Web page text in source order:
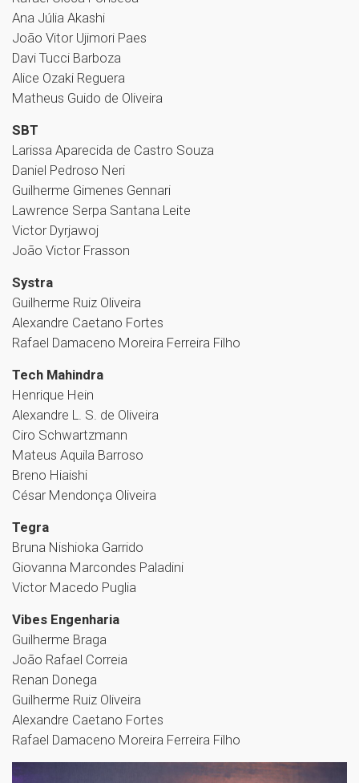
Ana Júlia Akashi
João Vitor Ujimori Paes
Davi Tucci Barboza
Alice Ozaki Reguera
Matheus Guido de Oliveira
SBT
Larissa Aparecida de Castro Souza
Daniel Pedroso Neri
Guilherme Gimenes Gennari
Lawrence Serpa Santana Leite
Victor Dyrjawoj
João Victor Frasson
Systra
Guilherme Ruiz Oliveira
Alexandre Caetano Fortes
Rafael Damaceno Moreira Ferreira Filho
Tech Mahindra
Henrique Hein
Alexandre L. S. de Oliveira
Ciro Schwartzmann
Mateus Aquila Barroso
Breno Hiaishi
César Mendonça Oliveira
Tegra
Bruna Nishioka Garrido
Giovanna Marcondes Paladini
Victor Macedo Puglia
Vibes Engenharia
Guilherme Braga
João Rafael Correia
Renan Donega
Guilherme Ruiz Oliveira
Alexandre Caetano Fortes
Rafael Damaceno Moreira Ferreira Filho